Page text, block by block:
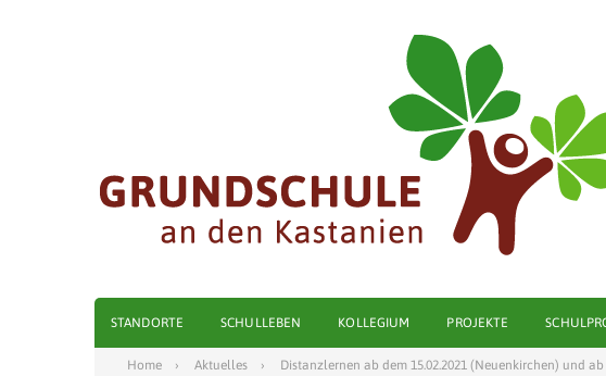
STANDORTE SCHULLEBEN KOLLEGIUM PROJEKTE
Home Aktuelles Distanzlernen ab dem 15.02.2021 (Neuenkirchen) und ab